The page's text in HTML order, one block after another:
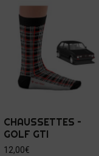
CHAUSSETTES –
GOLF GTI
12,00€